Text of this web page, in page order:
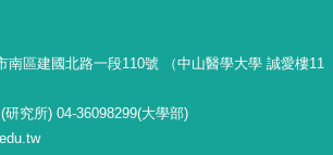
南區建國北路一段110號 （中山醫學大學 誠愛樓11
究所) 04-36098299(大學部)